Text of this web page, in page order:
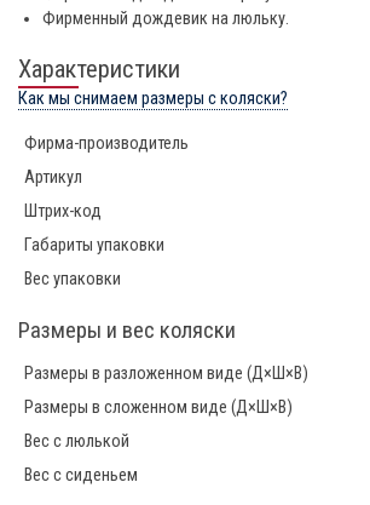
Фирменный дождевик на люльку.
Характеристики
Как мы снимаем размеры с коляски?
Фирма-производитель
Артикул
Штрих-код
Габариты упаковки
Вес упаковки
Размеры и вес коляски
Размеры в разложенном виде (Д×Ш×В)
Размеры в сложенном виде (Д×Ш×В)
Вес с люлькой
Вес с сиденьем